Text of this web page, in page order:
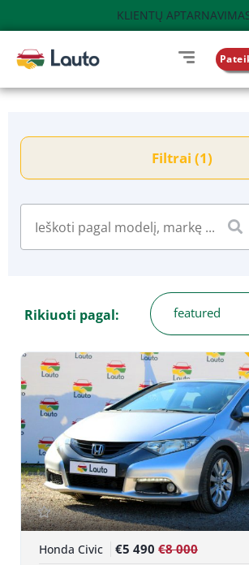
KLIENTŲ
Filtrai (1)
Rikiuoti pagal: featured
Honda Civic €5 490 €8 000